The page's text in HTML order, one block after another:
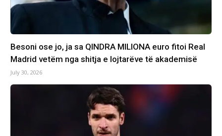
Besoni ose jo, ja sa QINDRA MILIONA euro fitoi Real
Madrid vetëm nga shitja e lojtarëve të akademisë
July 30, 2026